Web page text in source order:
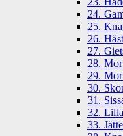
24.
25.
26.
27.
28.
29. Mor
30.
31.
32.
33.